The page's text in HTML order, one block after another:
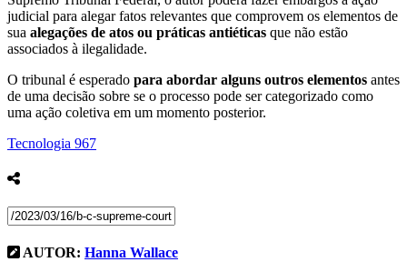
judicial para alegar fatos relevantes que comprovem os elementos de
sua alegações de atos ou práticas antiéticas que não estão
associados à ilegalidade.
O tribunal é esperado para abordar alguns outros elementos antes
de uma decisão sobre se o processo pode ser categorizado como
uma ação coletiva em um momento posterior.
Tecnologia 967
AUTOR: Hanna Wallace